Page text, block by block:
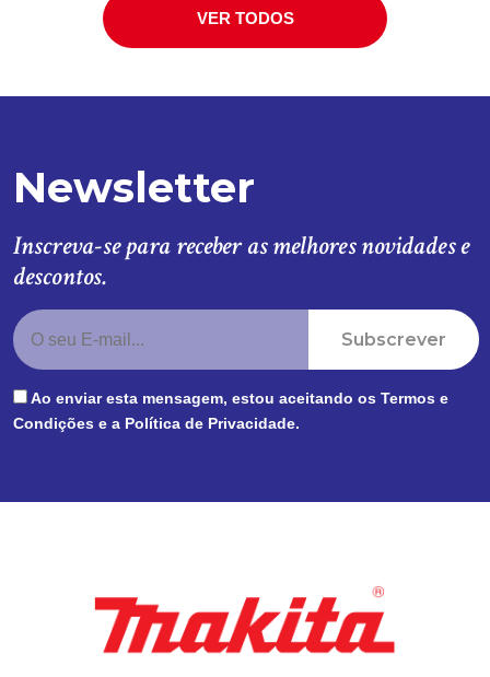
VER TODOS
Newsletter
Inscreva-se para receber as melhores novidades e
descontos.
Subscrever
Ao enviar esta mensagem, estou aceitando os Termos e
Condições e a Política de Privacidade.